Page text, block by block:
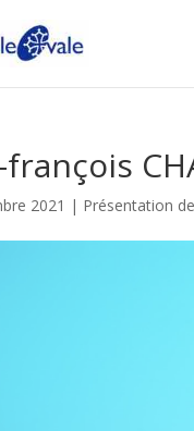
françois
2021 | Présentation